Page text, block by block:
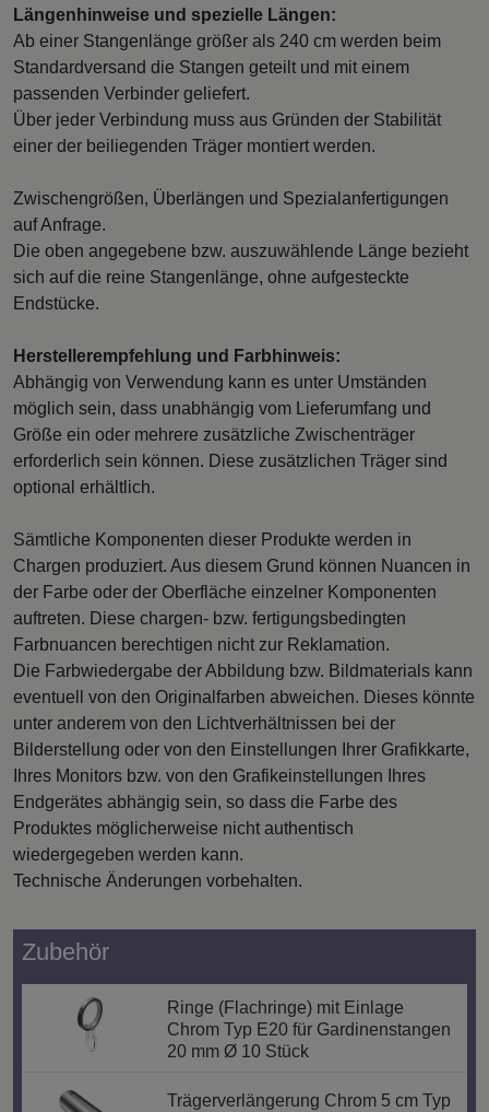
Längenhinweise und spezielle Längen:
Ab einer Stangenlänge größer als 240 cm werden beim
Standardversand die Stangen geteilt und mit einem
passenden Verbinder geliefert.
Über jeder Verbindung muss aus Gründen der Stabilität
einer der beiliegenden Träger montiert werden.
Zwischengrößen, Überlängen und Spezialanfertigungen
auf Anfrage.
Die oben angegebene bzw. auszuwählende Länge bezieht
sich auf die reine Stangenlänge, ohne aufgesteckte
Endstücke.
Herstellerempfehlung und Farbhinweis:
Abhängig von Verwendung kann es unter Umständen
möglich sein, dass unabhängig vom Lieferumfang und
Größe ein oder mehrere zusätzliche Zwischenträger
erforderlich sein können. Diese zusätzlichen Träger sind
optional erhältlich.
Sämtliche Komponenten dieser Produkte werden in
Chargen produziert. Aus diesem Grund können Nuancen in
der Farbe oder der Oberfläche einzelner Komponenten
auftreten. Diese chargen- bzw. fertigungsbedingten
Farbnuancen berechtigen nicht zur Reklamation.
Die Farbwiedergabe der Abbildung bzw. Bildmaterials kann
eventuell von den Originalfarben abweichen. Dieses könnte
unter anderem von den Lichtverhältnissen bei der
Bilderstellung oder von den Einstellungen Ihrer Grafikkarte,
Ihres Monitors bzw. von den Grafikeinstellungen Ihres
Endgerätes abhängig sein, so dass die Farbe des
Produktes möglicherweise nicht authentisch
wiedergegeben werden kann.
Technische Änderungen vorbehalten.
Zubehör
Ringe (Flachringe) mit Einlage
Chrom Typ E20 für Gardinenstangen
20 mm Ø 10 Stück
Trägerverlängerung Chrom 5 cm Typ